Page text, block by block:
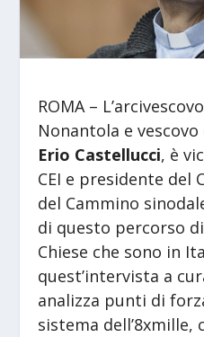
ROMA –
Nonantola e vescovo
Erio Castellucci, è
CEI e presidente del
del Cammino
di questo percorso
Chiese che sono in
quest’intervista a
analizza punti di
sistema dell’8xmille,